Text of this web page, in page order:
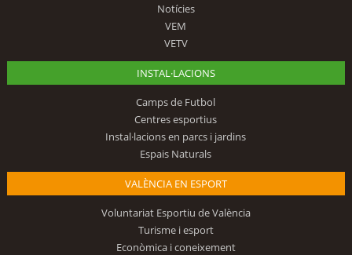
Notícies
VEM
VETV
INSTAL·LACIONS
Camps de Futbol
Centres esportius
Instal·lacions en parcs i jardins
Espais Naturals
VALÈNCIA EN ESPORT
Voluntariat Esportiu de València
Turisme i esport
Econòmica i coneixement